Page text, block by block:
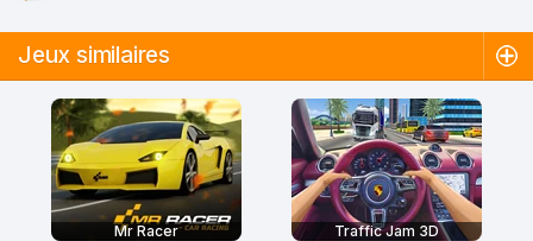
Jeux similaires
Mr Racer Traffic Jam 3D